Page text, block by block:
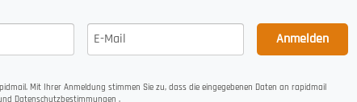
Anmelden
Mit Ihrer Anmeldung stimmen Sie zu, dass die eingegebenen Daten an rapidmail
Datenschutzbestimmungen .